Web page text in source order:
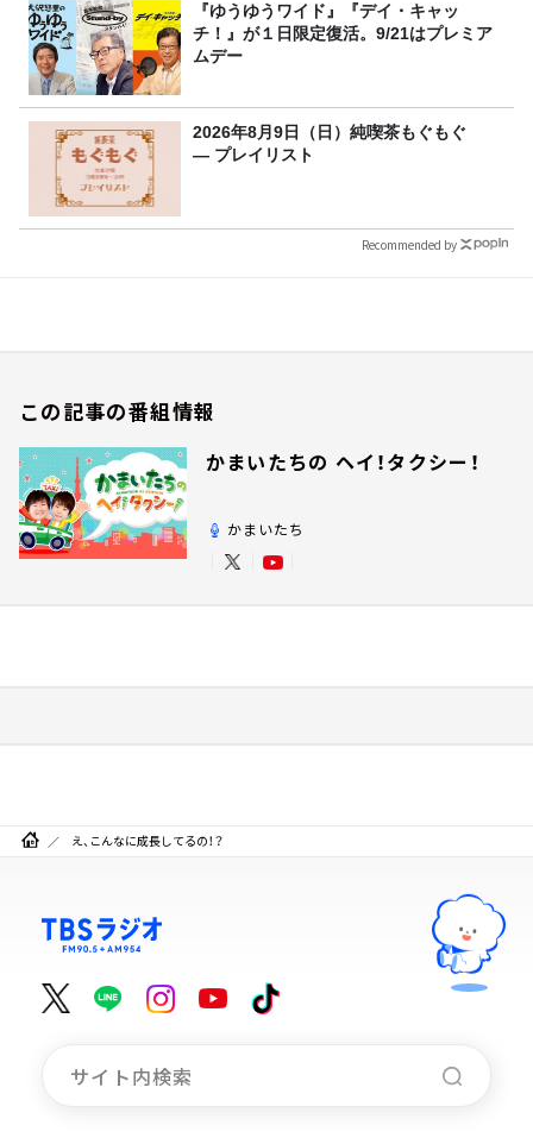
『ゆうゆうワイド』『デイ・キャッ
チ！』が１日限定復活。9/21はプレミア
ムデー
2026年8月9日（日）純喫茶もぐもぐ
― プレイリスト
Recommended by
この記事の番組情報
かまいたちの ヘイ！タクシー！
かまいたち
え、こんなに成長してるの！？